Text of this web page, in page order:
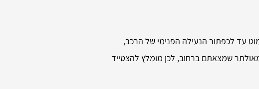
עד לכפתור הנעילה הפנימי של הרכב,
שמצאתם ברחוב, לכן מומלץ להצטייד